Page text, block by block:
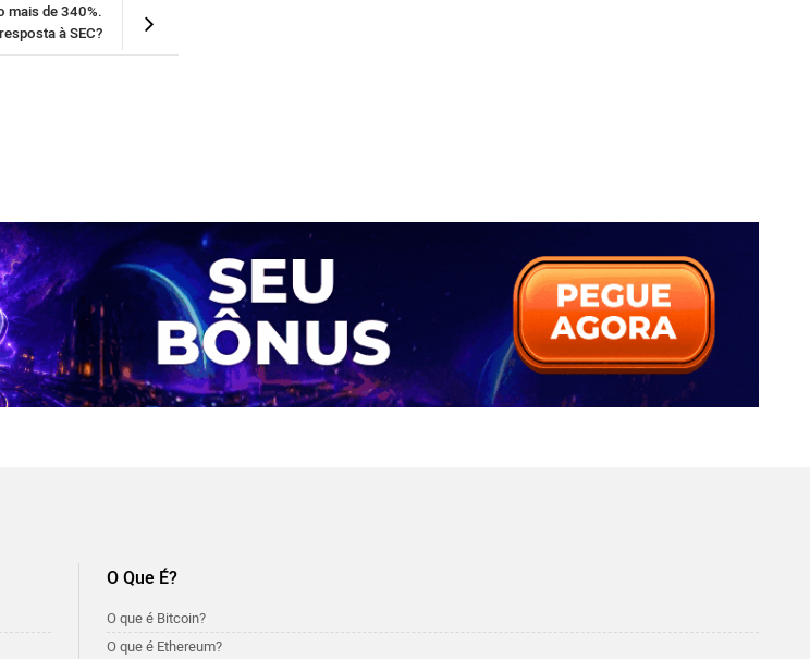
mais de 340%.
à SEC?
O Que É?
O que é Bitcoin?
O que é Ethereum?